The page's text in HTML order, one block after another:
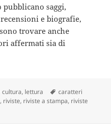
saggi,
e biografie,
trovare anche
affermati sia di
Categorie
cultura, lettura Tag
caratteri
, riviste, riviste a stampa, riviste